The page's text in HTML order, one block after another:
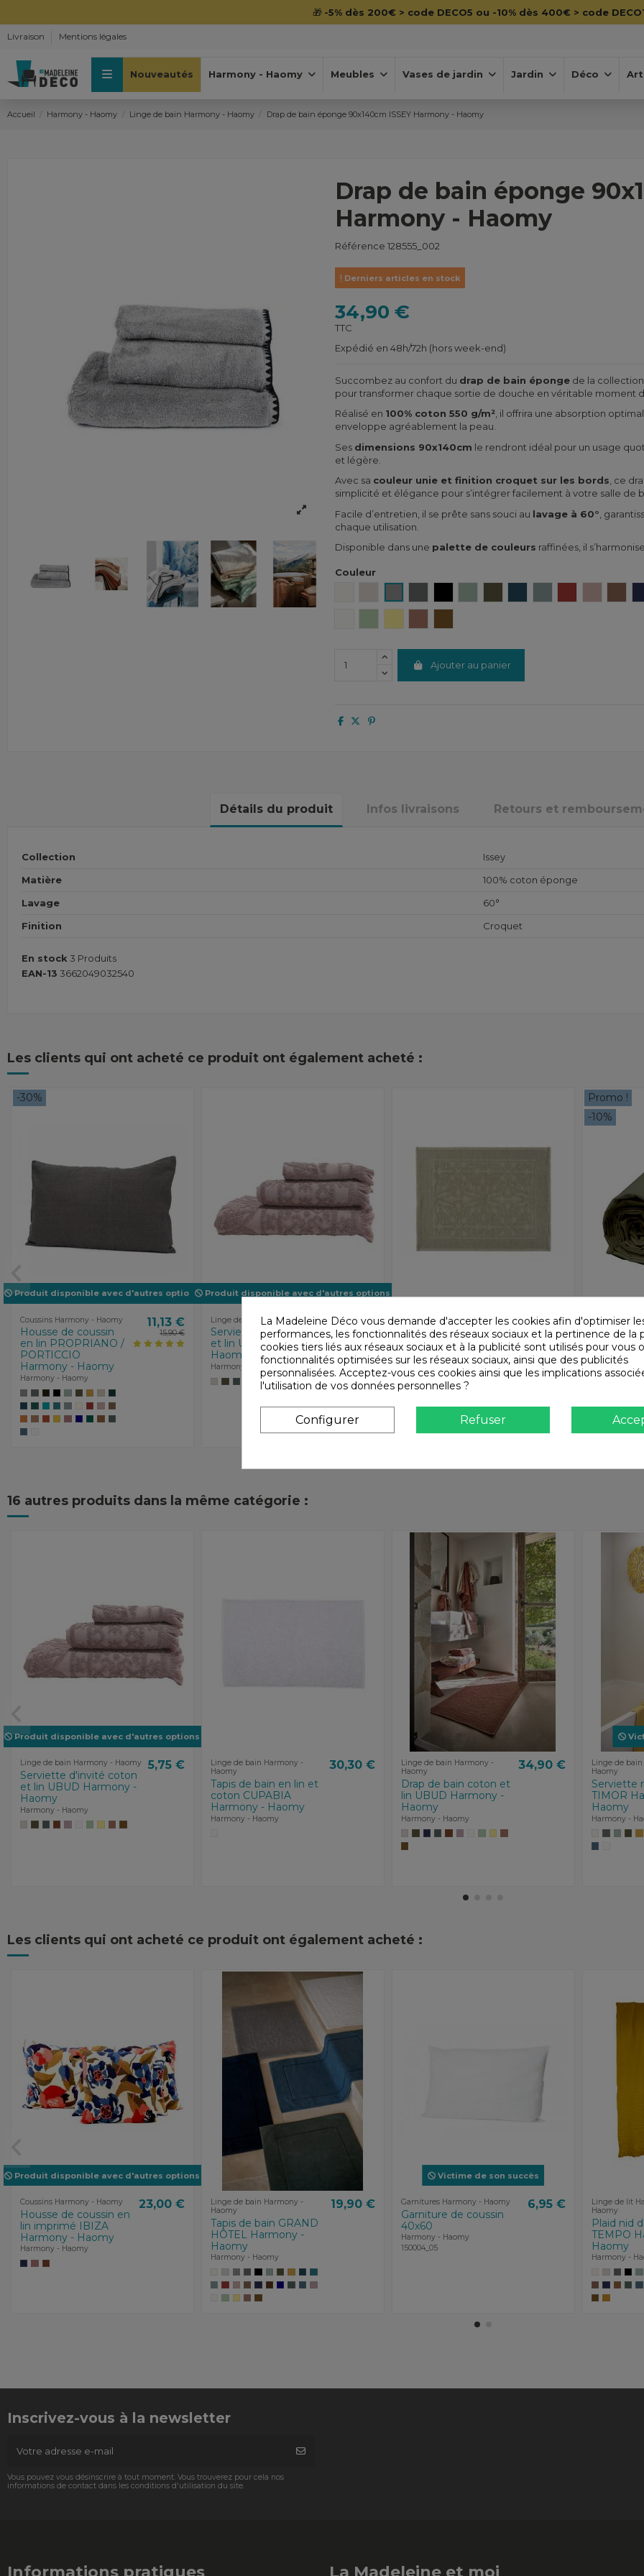
🎁 -5% dès 200€ > code DECO5 ou -10% dès 400€ > code
Livraison Mentions légales
Nouveautés Harmony - Haomy Meubles Vases de jardin Jardin Déco
Accueil Harmony - Haomy Linge de bain Harmony - Haomy Drap de bain éponge 90x140cm ISSEY Harmony - Haomy
Drap de bain éponge
Harmony - Haomy
Référence 128555_002
Derniers articles en stock
34,90 €
TTC
Expédié en 48h/72h (hors week-end)
Succombez au confort du drap de bain épongede la collection
pour transformer chaque sortie de douche en véritable moment
Réalisé en 100% coton 550 g/m², il offrira une absorption
enveloppe agréablement la peau.
Ses dimensions 90x140cm le rendront idéal pour un usage
et légère.
Avec sa couleur unie et finition croquet sur les bords , ce
simplicité et élégance pour s’intégrer facilement à votre salle de
Facile d’entretien, il se prête sans souci au lavage à 60° ,
chaque utilisation.
Disponible dans une palette de couleurs raffinées, il
Couleur
Ajouter au panier
Détails du produit Infos livraisons Retours et
Collection
Issey
Matière
100% coton éponge
Lavage
60°
Finition
Croquet
En stock 3 Produits
EAN-13 3662049032540
Les clients qui ont acheté ce produit ont également acheté :
-30%
Produit disponible avec d'autres options
Coussins Harmony - Haomy
Housse de coussin
en lin PROPRIANO /
PORTICCIO
Harmony - Haomy
Harmony - Haomy
11,13 €
15,90 €
Produit disponible avec d'autres options
Linge de bain Harmony - Haomy
Serviette d'invité coton
et lin UBUD Harmony -
Haomy
Harmony - Haomy
5,75 €
Linge de bain Harmony -
Haomy
Tapis de bain éponge
HAMMAM Harmony -
Haomy
Harmony - Haomy
28,90 €
Promo !
-10%
Linge de lit
Drap
percale
VENEZIA
Harmony
Harmony -
16 autres produits dans la même catégorie :
Produit disponible avec d'autres options
Linge de bain Harmony - Haomy
Serviette d'invité coton
et lin UBUD Harmony -
Haomy
Harmony - Haomy
5,75 €
Linge de bain Harmony -
Haomy
Tapis de bain en lin et
coton CUPABIA
Harmony - Haomy
Harmony - Haomy
30,30 €
Linge de bain Harmony -
Haomy
Drap de bain coton et
lin UBUD Harmony -
Haomy
Harmony - Haomy
34,90 €
Linge de
Haomy
Serviette
TIMOR
Haomy
Harmony -
Les clients qui ont acheté ce produit ont également acheté :
Produit disponible avec d'autres options
Coussins Harmony - Haomy
Housse de coussin en
lin imprimé IBIZA
Harmony - Haomy
Harmony - Haomy
23,00 €
Linge de bain Harmony -
Haomy
Tapis de bain GRAND
HÔTEL Harmony -
Haomy
Harmony - Haomy
19,90 €
Victime de son succès
Garnitures Harmony - Haomy
Garniture de coussin
40x60
Harmony - Haomy
150004_05
6,95 €
Linge de lit
Haomy
Plaid nid
TEMPO
Haomy
Harmony -
Inscrivez-vous à la newsletter
Vous pouvez vous désinscrire à tout moment. Vous trouverez pour cela nos
informations de contact dans les conditions d'utilisation du site.
Informations pratiques La Madeleine et moi
La Madeleine Déco vous demande d'accepter les cookies afin d'optimiser
performances, les fonctionnalités des réseaux sociaux et la pertinence de la
cookies tiers liés aux réseaux sociaux et à la publicité sont utilisés pour vous
fonctionnalités optimisées sur les réseaux sociaux, ainsi que des publicités
personnalisées. Acceptez-vous ces cookies ainsi que les implications
l'utilisation de vos données personnelles ?
Configurer Refuser